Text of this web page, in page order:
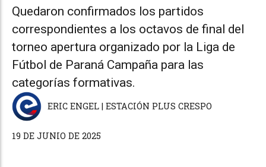
Quedaron confirmados los partidos
correspondientes a los octavos de final del
torneo apertura organizado por la Liga de
Fútbol de Paraná Campaña para las
categorías formativas.
19 DE JUNIO DE 2025
ERIC ENGEL | ESTACIÓN PLUS CRESPO